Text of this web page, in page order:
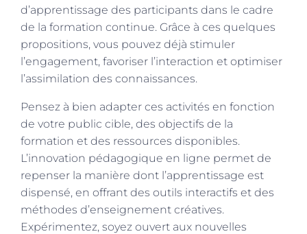
d’apprentissage des participants dans le cadre
de la formation continue. Grâce à ces quelques
propositions, vous pouvez déjà stimuler
l’engagement, favoriser l’interaction et optimiser
l’assimilation des connaissances.
Pensez à bien adapter ces activités en fonction
de votre public cible, des objectifs de la
formation et des ressources disponibles.
L’innovation pédagogique en ligne permet de
repenser la manière dont l’apprentissage est
dispensé, en offrant des outils interactifs et des
méthodes d’enseignement créatives.
Expérimentez, soyez ouvert aux nouvelles